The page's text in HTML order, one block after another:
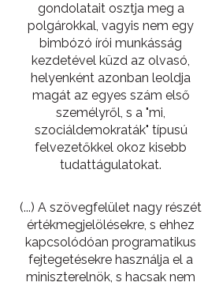
gondolatait osztja meg a
polgárokkal, vagyis nem egy
bimbózó írói munkásság
kezdetével küzd az olvasó,
helyenként azonban leoldja
magát az egyes szám első
személyről, s a "mi,
szociáldemokraták" típusú
felvezetőkkel okoz kisebb
tudattágulatokat.
(...) A szövegfelület nagy részét
értékmegjelölésekre, s ehhez
kapcsolódóan programatikus
fejtegetésekre használja el a
miniszterelnök, s hacsak nem